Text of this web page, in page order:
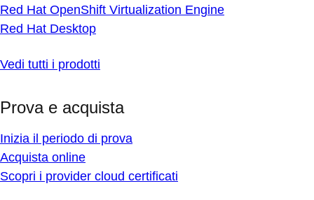
Red Hat OpenShift Virtualization Engine
Red Hat Desktop
Vedi tutti i prodotti
Prova e acquista
Inizia il periodo di prova
Acquista online
Scopri i provider cloud certificati